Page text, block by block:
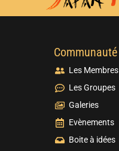
Communauté
Les Membres
Les Groupes
Galeries
Evènements
Boite à idées